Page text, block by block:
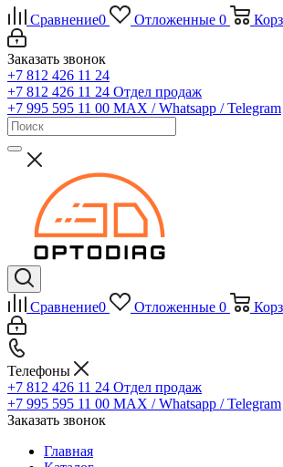
Сравнение0 Отложенные 0
Заказать звонок
+7 812 426 11 24
+7 812 426 11 24 Отдел продаж
+7 995 595 11 00 MAX / Whatsapp / Telegram
Сравнение0 Отложенные 0
Телефоны
+7 812 426 11 24 Отдел продаж
+7 995 595 11 00 MAX / Whatsapp / Telegram
Заказать звонок
Главная